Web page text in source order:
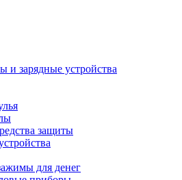
и зарядные устройства
защиты
для денег